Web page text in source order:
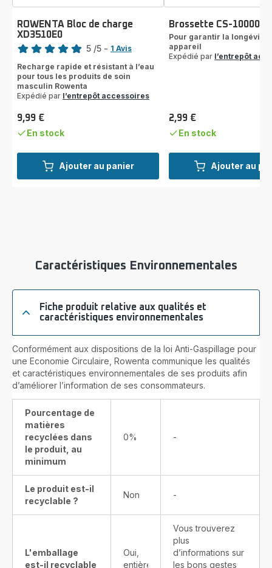
Ajouter au panier
ROWENTA Bloc de charge
XD3510E0
Note
5
étoiles
(moyenne)
5 /5 - 1 Avis
Recharge rapide et résistant à l’eau
pour tous les produits de soin
masculin Rowenta
Expédié par l’entrepôt accessoires
Prix
9,99 €
En stock
Ajouter au
Brossette CS-
Pour garantir la longévité
appareil
Expédié par l’entrepôt
Prix
2,99 €
En stock
Caractéristiques Environnementales
Fiche produit relative aux qualités et
caractéristiques environnementales
Conformément aux dispositions de la loi Anti-Gaspillage pour
une Economie Circulaire, Rowenta communique les qualités
et caractéristiques environnementales de ses produits afin
d’améliorer l’information de ses consommateurs.
Pourcentage de
matières
recyclées dans
le produit, au
minimum
0% -
Le produit est-il
recyclable ?
Non -
L'emballage
est-il recyclable
Oui,
entièrement
Vous trouverez
plus
d’informations sur
les bons gestes